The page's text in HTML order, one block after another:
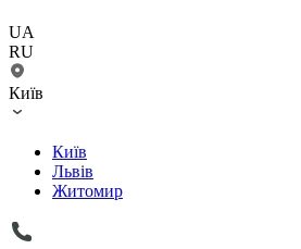
UA
RU
Київ
Київ
Львів
Житомир